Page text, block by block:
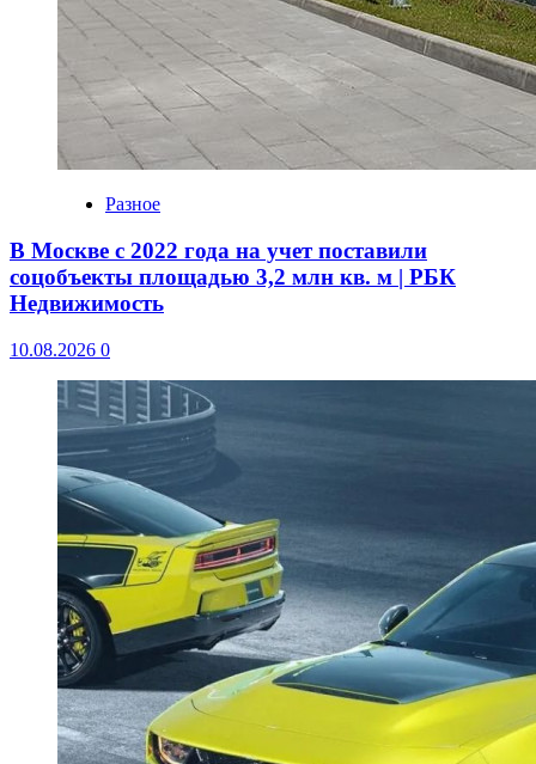
Разное
В Москве с 2022 года на учет поставили
соцобъекты площадью 3,2 млн кв. м | РБК
Недвижимость
10.08.2026 0